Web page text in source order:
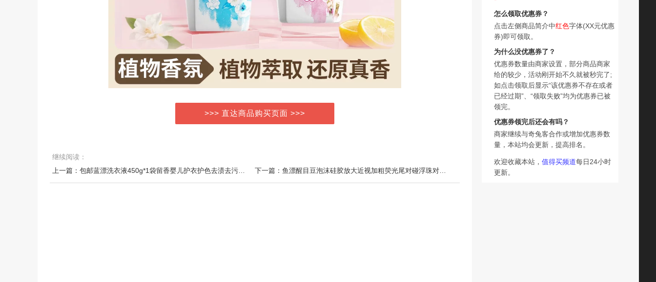
>>> 直达商品购买页面 >>>
继续阅读：
怎么领取优惠券？
点击左侧商品简介中红色字体(XX元优惠
券)即可领取。
为什么没优惠券了？
优惠券数量由商家设置，部分商品商家
给的较少，活动刚开始不久就被秒完了;
如点击领取后显示“该优惠券不存在或者
已经过期”、“领取失败”均为优惠券已被
领完。
优惠券领完后还会有吗？
商家继续与奇兔客合作或增加优惠券数
量，本站均会更新，提高排名。
欢迎收藏本站， 值得买频道每日24小时
更新。